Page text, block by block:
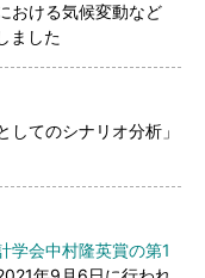
おける気候変動など
ました
てのシナリオ分析」
学会中村隆英賞の第1